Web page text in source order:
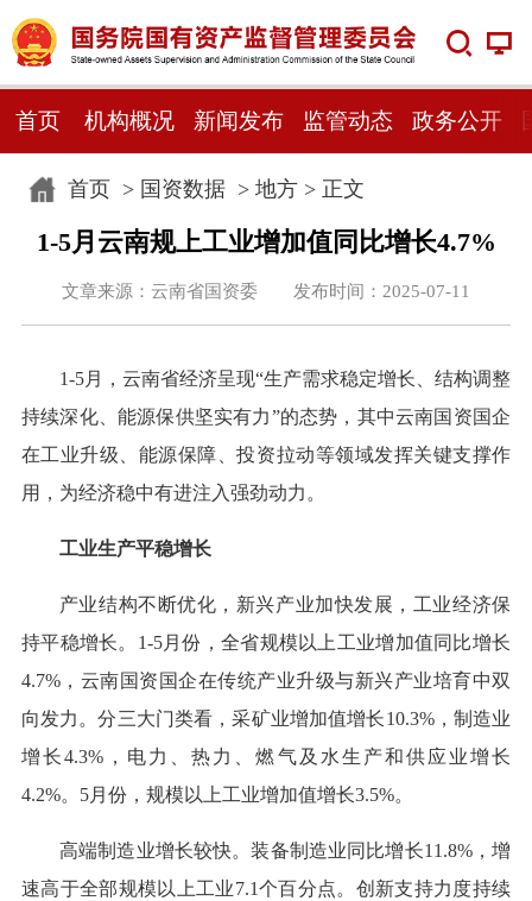
首页 机构概况 新闻发布 监管动态 政务公开
首页> 国资数据> 地方> 正文
1-5月云南规上工业增加值同比增长4.7%
文章来源：云南省国资委 发布时间：2025-07-11
1-5月，云南省经济呈现“生产需求稳定增长、结构调整
持续深化、能源保供坚实有力”的态势，其中云南国资国企
在工业升级、能源保障、投资拉动等领域发挥关键支撑作
用，为经济稳中有进注入强劲动力。
工业生产平稳增长
产业结构不断优化，新兴产业加快发展，工业经济保
持平稳增长。1-5月份，全省规模以上工业增加值同比增长
4.7%，云南国资国企在传统产业升级与新兴产业培育中双
向发力。分三大门类看，采矿业增加值增长10.3%，制造业
增长4.3%，电力、热力、燃气及水生产和供应业增长
4.2%。5月份，规模以上工业增加值增长3.5%。
高端制造业增长较快。装备制造业同比增长11.8%，增
速高于全部规模以上工业7.1个百分点。创新支持力度持续